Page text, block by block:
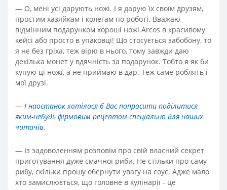
— О, мені усі дарують ножі. І я дарую їх своїм друзям,
простим хазяйкам і колегам по роботі. Вважаю
відмінним подарунком хороші ножі Arcos в красивому
кейсі або просто в упаковці! Що стосується забобону, то
я не без гріха, теж вірю в нього, тому завжди даю
декілька монет у вдячність за подарунок. Тобто я як би
купую ці ножі, а не приймаю в дар. Теж саме роблять і
мої друзі.
— І наостанок хотілося б Вас попросити поділитися
яким-небудь фірмовим рецептом спеціально для наших
читачів.
— Із задоволенням розповім про свій власний секрет
приготування дуже смачної риби. Не стільки про саму
рибу, скільки прошу обернути увагу на соус. Адже мало
хто замислюється, що головне в кулінарії - це